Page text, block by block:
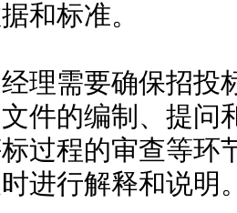
和标准。
理需要确保招投
件的编制、提问
过程的审查等环
进行解释和说明